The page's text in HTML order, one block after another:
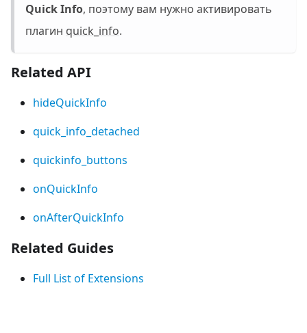
Quick Info, поэтому вам нужно активировать
плагин quick_info.
Related API
hideQuickInfo
quick_info_detached
quickinfo_buttons
onQuickInfo
onAfterQuickInfo
Related Guides
Full List of Extensions